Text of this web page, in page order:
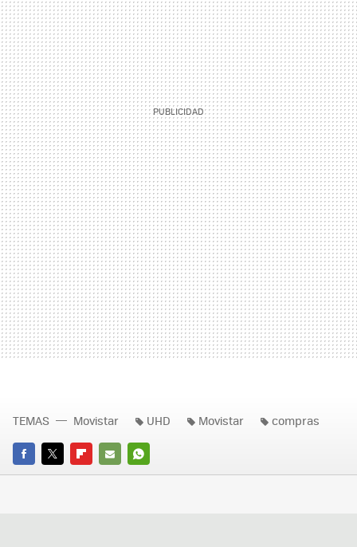
FACEBOOK
TWITTERFLIPBOARD
E-
WHATSAPP
TEMAS Movistar UHD Movistar compras